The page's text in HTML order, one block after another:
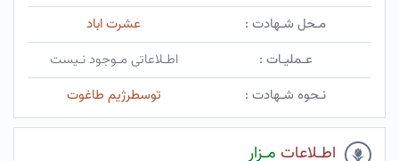
مـحل شـهادت :
عشرت اباد
عـملیـات :
اطـلاعاتی مـوجود نـیست
نـحوه شـهادت :
توسطرژیم طاغوت
اطـلاعات مـزار